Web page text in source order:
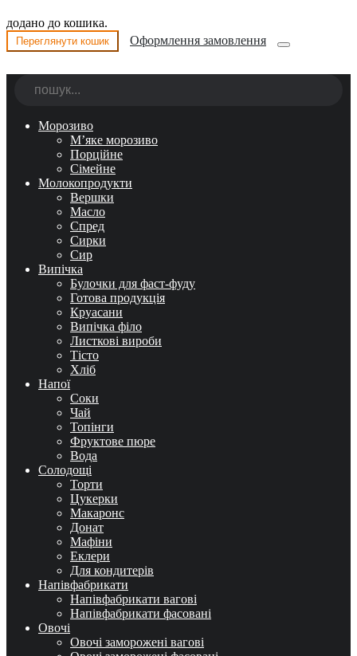
додано до кошика.
Переглянути кошик Оформлення замовлення
Морозиво
М’яке морозиво
Порційне
Сімейне
Молокопродукти
Вершки
Масло
Спред
Сирки
Сир
Випічка
Булочки для фаст-фуду
Готова продукція
Круасани
Випічка філо
Листкові вироби
Тісто
Хліб
Напої
Соки
Чай
Топінги
Фруктове пюре
Вода
Солодощі
Торти
Цукерки
Макаронс
Донат
Мафіни
Еклери
Для кондитерів
Напівфабрикати
Напівфабрикати вагові
Напівфабрикати фасовані
Овочі
Овочі заморожені вагові